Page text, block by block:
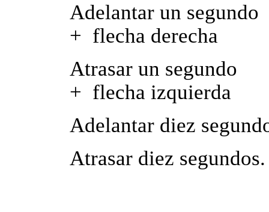
Adelantar un
+ flecha derecha
Atrasar un
+ flecha izquierda
Adelantar diez
Atrasar diez segundos.